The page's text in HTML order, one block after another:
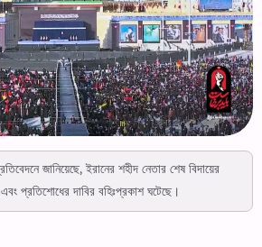
জানিয়েছে, ইরানের শহীদ নেতার শেষ বিদায়ের
প্রতিশোধের দাবির বহিঃপ্রকাশ ঘটেছে।